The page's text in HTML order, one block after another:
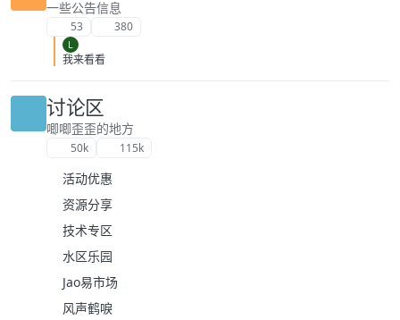
一些公告信息
53 380
L
我来看看
讨论区
唧唧歪歪的地方
50k 115k
活动优惠
资源分享
技术专区
水区乐园
Jao易市场
风声鹤唳